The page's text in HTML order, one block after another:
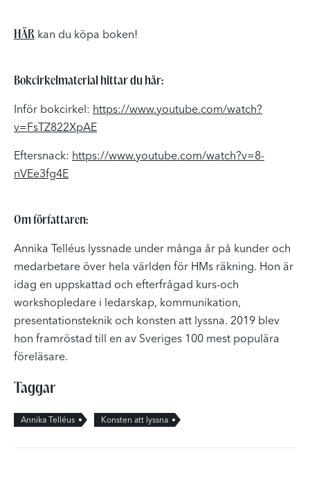
HÄR kan du köpa boken!
Bokcirkelmaterial hittar du här:
Inför bokcirkel: https://www.youtube.com/watch?
v=FsTZ822XpAE
Eftersnack: https://www.youtube.com/watch?v=8-
nVEe3fg4E
Om författaren:
Annika Telléus lyssnade under många år på kunder och
medarbetare över hela världen för HMs räkning. Hon är
idag en uppskattad och efterfrågad kurs-och
workshopledare i ledarskap, kommunikation,
presentationsteknik och konsten att lyssna. 2019 blev
hon framröstad till en av Sveriges 100 mest populära
föreläsare.
Taggar
Annika Telléus Konsten att lyssna